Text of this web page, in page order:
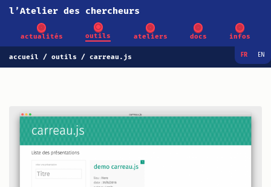
l’Atelier des chercheurs
actualités outils ateliers docs infos
FR EN
accueil outils carreau.js